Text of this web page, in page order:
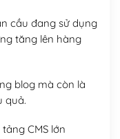
cầu đang sử dụng
tăng lên hàng
blog mà còn là
quả.
CMS lớn